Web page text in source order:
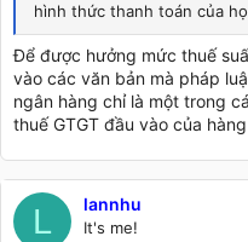
hình thức thanh toán của
Để được hưởng mức thuế
vào các văn bản mà pháp
ngân hàng chỉ là một trong
thuế GTGT đầu vào của
L lannhu
It's me!